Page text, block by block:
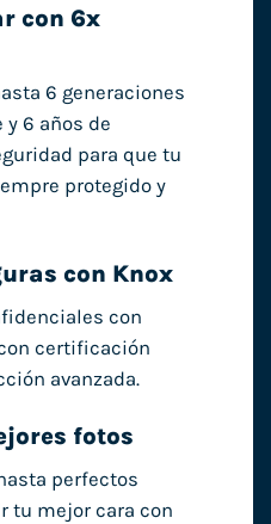
con 6x
6 generaciones
6 años de
para que tu
protegido y
con Knox
con
certificación
avanzada.
fotos
perfectos
tu mejor cara con